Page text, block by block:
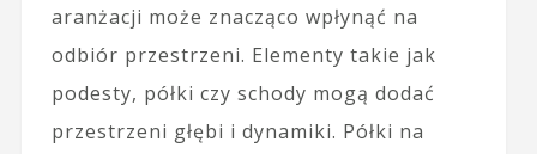
aranżacji może znacząco wpłynąć na
odbiór przestrzeni. Elementy takie jak
podesty, półki czy schody mogą dodać
przestrzeni głębi i dynamiki. Półki na